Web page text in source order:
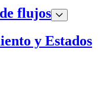
flujos
y Estados